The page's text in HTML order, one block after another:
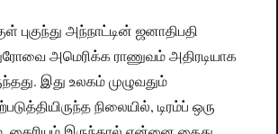
புகுந்து அந்நாட்டின் ஜனாதிபதி
அமெரிக்க ராணுவம் அதிரடியாக
இது உலகம் முழுவதும்
நிலையில், டிரம்ப் ஒரு